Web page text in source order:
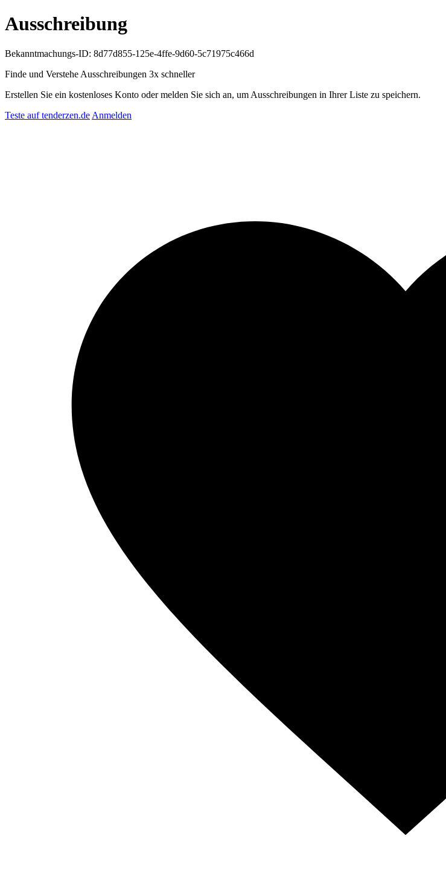
Ausschreibung
Bekanntmachungs-ID: 8d77d855-125e-4ffe-9d60-5c71975c466d
Finde und Verstehe Ausschreibungen 3x schneller
Erstellen Sie ein kostenloses Konto oder melden Sie sich an, um Ausschreibungen in Ihrer Liste zu speichern.
Teste auf tenderzen.de Anmelden